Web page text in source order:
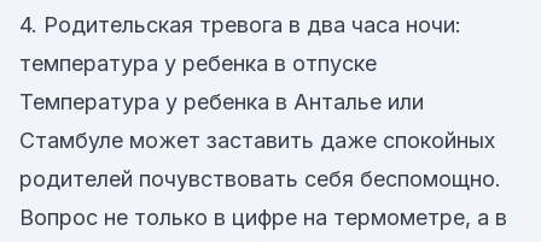
4. Родительская тревога в два часа ночи:
температура у ребенка в отпуске
Температура у ребенка в Анталье или
Стамбуле может заставить даже спокойных
родителей почувствовать себя беспомощно.
Вопрос не только в цифре на термометре, а в